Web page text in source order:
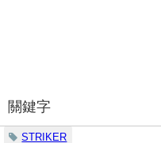
關鍵字
STRIKER